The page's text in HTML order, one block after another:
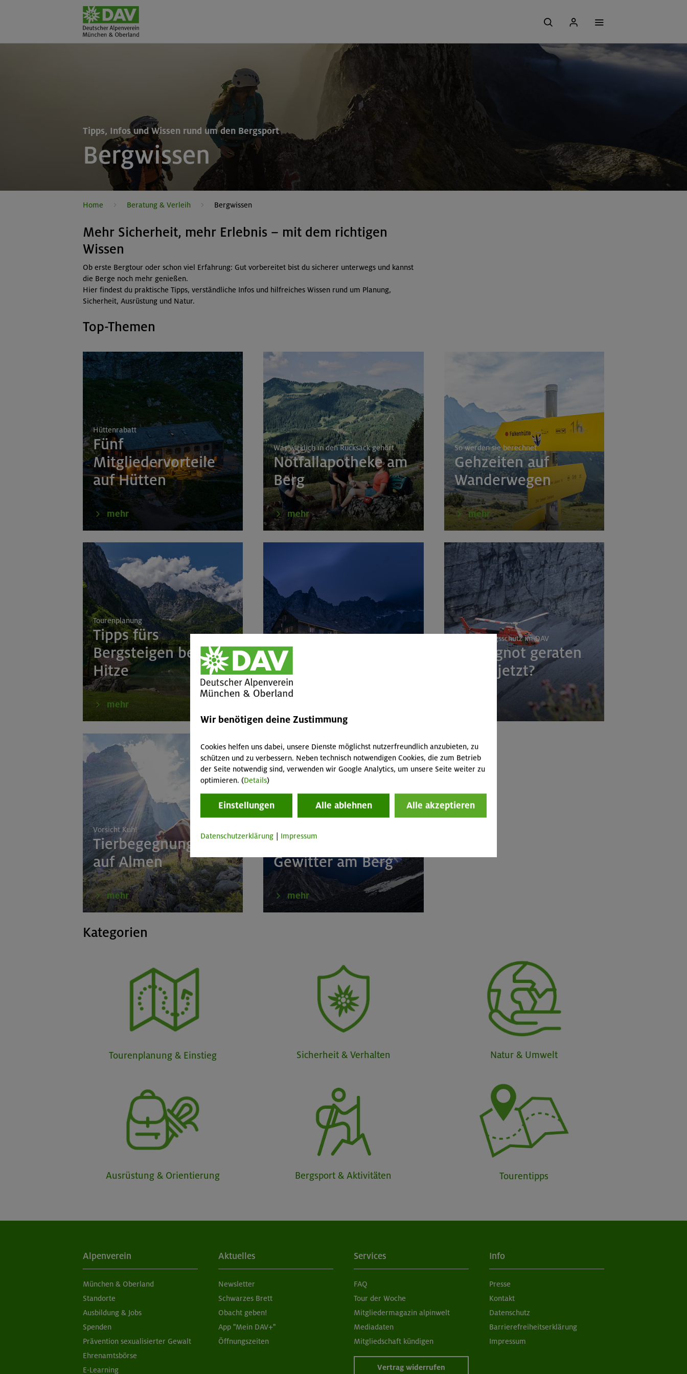
Bergwissen
Tipps, Infos und Wissen rund um den Bergsport
Home Beratung & Verleih Bergwissen
Mehr Sicherheit, mehr Erlebnis – mit dem richtigen
Wissen
Ob erste Bergtour oder schon viel Erfahrung: Gut vorbereitet bist du sicherer unterwegs und kannst
die Berge noch mehr genießen.
Hier findest du praktische Tipps, verständliche Infos und hilfreiches Wissen rund um Planung,
Sicherheit, Ausrüstung und Natur.
Top-Themen
Hüttenrabatt
Fünf
Mitgliedervorteile
auf Hütten
mehr
Was wirklich in den Rucksack gehört
Notfallapotheke am
Berg
mehr
So werden sie berechnet
Gehzeiten auf
Wanderwegen
mehr
Tourenplanung
Tipps fürs
Bergsteigen bei
Hitze
mehr
Dein erstes
Hüttenwochenende
Versicherungsschutz im DAV
In Bergnot geraten
– was jetzt?
Vorsicht Kuh!
Tierbegegnungen
auf Almen
mehr
Gewitter am Berg
mehr
Kategorien
Tourenplanung & Einstieg Sicherheit & Verhalten Natur & Umwelt
Ausrüstung & Orientierung Bergsport & Aktivitäten Tourentipps
Alpenverein
München & Oberland
Standorte
Ausbildung & Jobs
Spenden
Prävention sexualisierter Gewalt
Ehrenamtsbörse
E-Learning
Aktuelles
Newsletter
Schwarzes Brett
Obacht geben!
App "Mein DAV+"
Öffnungszeiten
Services
FAQ
Tour der Woche
Mitgliedermagazin alpinwelt
Mediadaten
Mitgliedschaft kündigen
Vertrag widerrufen
Info
Presse
Kontakt
Datenschutz
Barrierefreiheitserklärung
Impressum
Wir benötigen deine Zustimmung
Cookies helfen uns dabei, unsere Dienste möglichst nutzerfreundlich anzubieten, zu
schützen und zu verbessern. Neben technisch notwendigen Cookies, die zum Betrieb
der Seite notwendig sind, verwenden wir Google Analytics, um unsere Seite weiter zu
optimieren. (Details)
Einstellungen Alle ablehnen Alle akzeptieren
Datenschutzerklärung | Impressum